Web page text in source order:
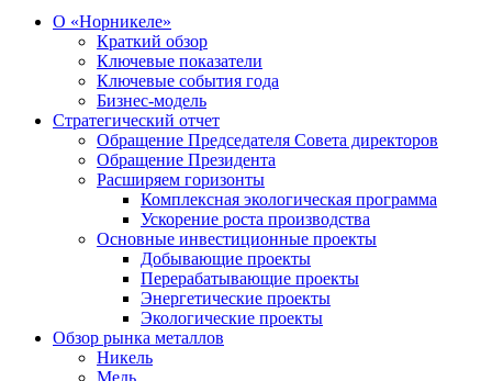
О «Норникеле»
Краткий обзор
Ключевые показатели
Ключевые события года
Бизнес-модель
Стратегический отчет
Обращение Председателя Совета директоров
Обращение Президента
Расширяем горизонты
Комплексная экологическая программа
Ускорение роста производства
Основные инвестиционные проекты
Добывающие проекты
Перерабатывающие проекты
Энергетические проекты
Экологические проекты
Обзор рынка металлов
Никель
Медь